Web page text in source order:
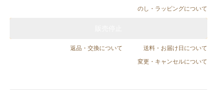
のし・ラッピングについて
返品・交換について
送料・お届け日について
変更・キャンセルについて